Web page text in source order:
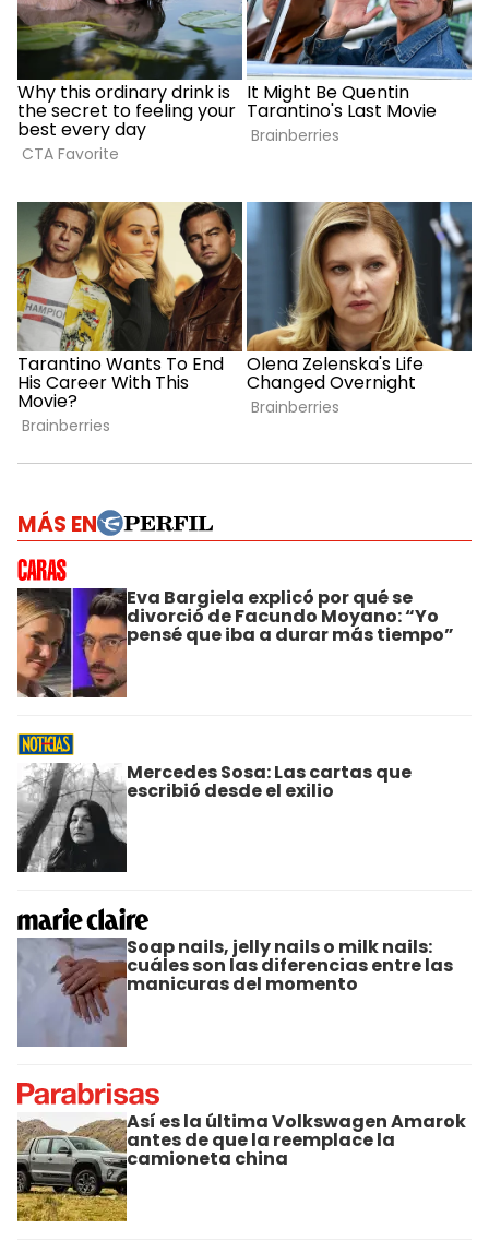
MÁS EN
Eva Bargiela explicó por qué se
divorció de Facundo Moyano: “Yo
pensé que iba a durar más tiempo”
Mercedes Sosa: Las cartas que
escribió desde el exilio
Soap nails, jelly nails o milk nails:
cuáles son las diferencias entre las
manicuras del momento
Así es la última Volkswagen Amarok
antes de que la reemplace la
camioneta china